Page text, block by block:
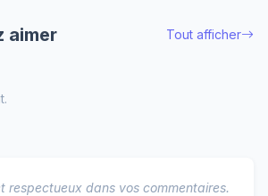
aimer Tout afficher
respectueux dans vos commentaires.